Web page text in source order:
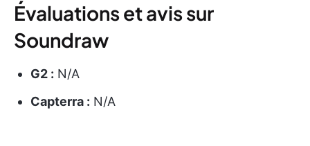
Évaluations et avis sur
Soundraw
G2 : N/A
Capterra : N/A